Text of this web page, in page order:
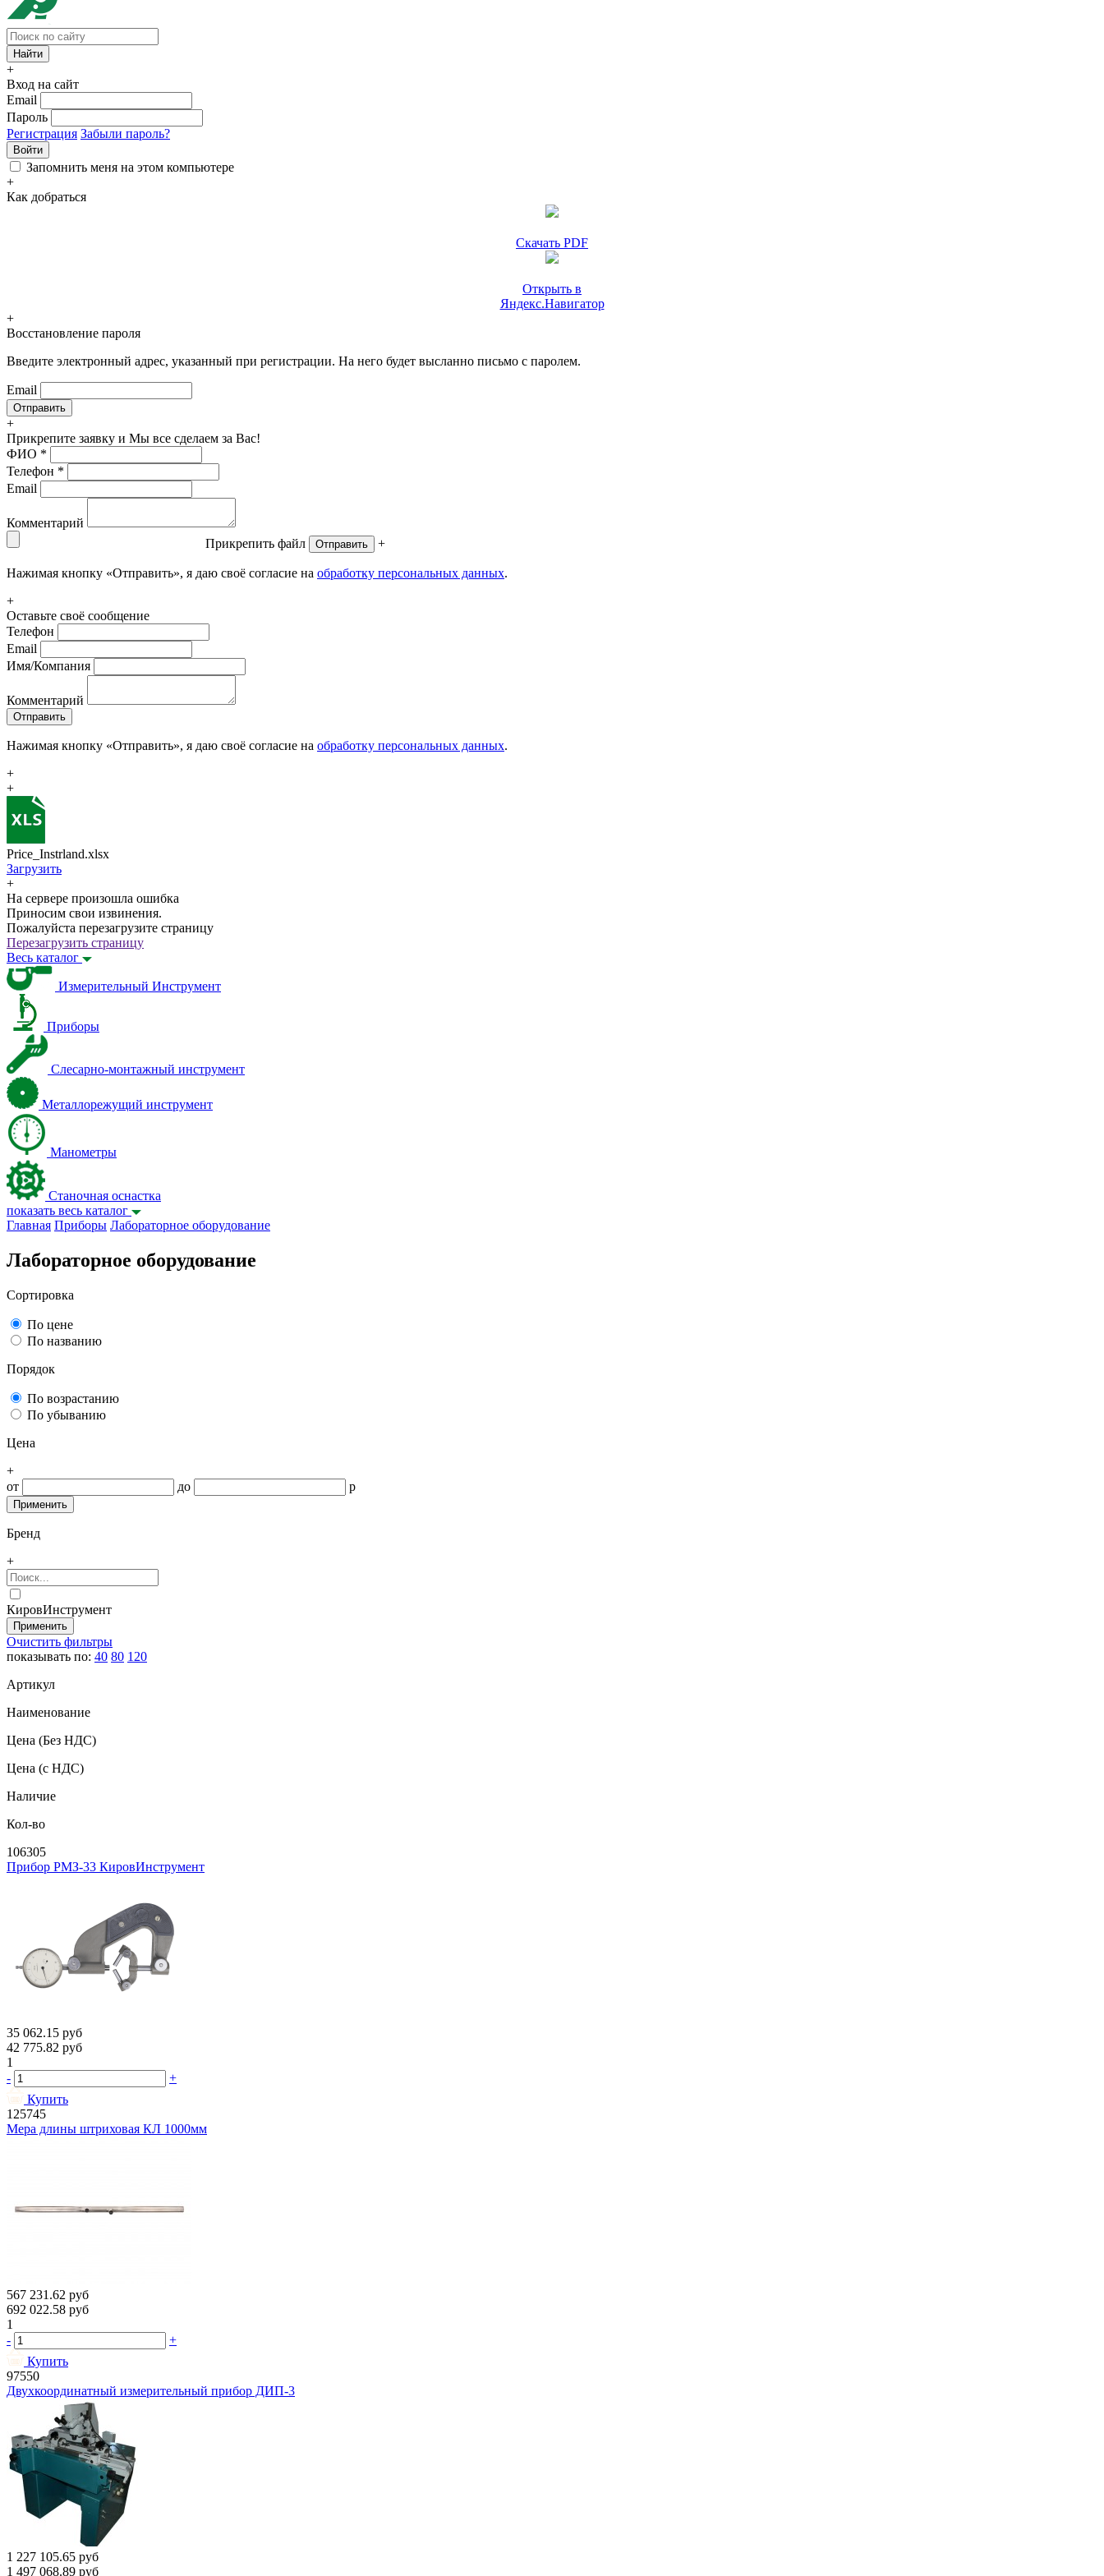
+
Вход на сайт
Email
Пароль
Регистрация Забыли пароль?
Войти
Запомнить меня на этом компьютере
+
Как добраться
Скачать PDF
Открыть в
Яндекс.Навигатор
+
Восстановление пароля
Введите электронный адрес, указанный при регистрации. На него будет высланно письмо с паролем.
Email
+
Прикрепите заявку и Мы все сделаем за Вас!
ФИО *
Телефон *
Email
Комментарий
Прикрепить файл
Отправить +
Нажимая кнопку «Отправить», я даю своё согласие на обработку персональных данных.
+
Оставьте своё сообщение
Телефон
Email
Имя/Компания
Комментарий
Отправить
Нажимая кнопку «Отправить», я даю своё согласие на обработку персональных данных.
+
+
Price_Instrland.xlsx
Загрузить
+
На сервере произошла ошибка
Приносим свои извинения.
Пожалуйста перезагрузите страницу
Перезагрузить страницу
Весь каталог
Измерительный Инструмент
Приборы
Слесарно-монтажный инструмент
Металлорежущий инструмент
Манометры
Станочная оснастка
показать весь каталог
Главная Приборы Лабораторное оборудование
Лабораторное оборудование
Сортировка
По цене
По названию
Порядок
По возрастанию
По убыванию
Цена
+
от
до р
Бренд
+
КировИнструмент
Очистить фильтры
показывать по: 40 80 120
Артикул
Наименование
Цена (Без НДС)
Цена (с НДС)
Наличие
Кол-во
106305
Прибор РМЗ-33 КировИнструмент
35 062.15 руб
42 775.82 руб
1
-
+
Купить
125745
Мера длины штриховая КЛ 1000мм
567 231.62 руб
692 022.58 руб
1
-
+
Купить
97550
Двухкоординатный измерительный прибор ДИП-3
1 227 105.65 руб
1 497 068.89 руб